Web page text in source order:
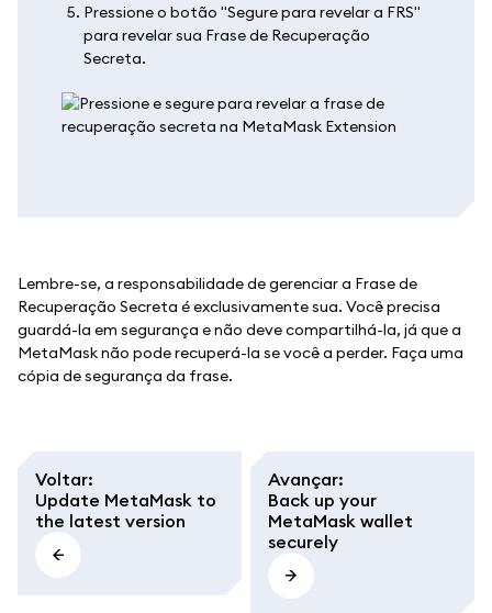
Pressione o botão "Segure para revelar a FRS"
para revelar sua Frase de Recuperação
Secreta.
Lembre-se, a responsabilidade de gerenciar a Frase de
Recuperação Secreta é exclusivamente sua. Você precisa
guardá-la em segurança e não deve compartilhá-la, já que a
MetaMask não pode recuperá-la se você a perder. Faça uma
cópia de segurança da frase.
Voltar:
Update MetaMask to
the latest version
Avançar:
Back up your
MetaMask wallet
securely